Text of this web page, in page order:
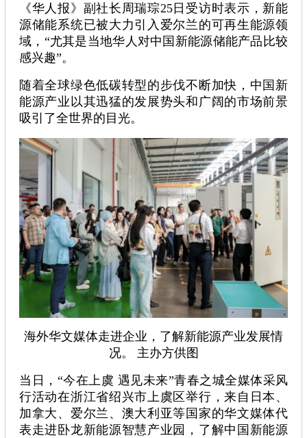
《华人报》副社长周瑞琮25日受访时表示，新能
源储能系统已被大力引入爱尔兰的可再生能源领
域，“尤其是当地华人对中国新能源储能产品比较
感兴趣”。
随着全球绿色低碳转型的步伐不断加快，中国新
能源产业以其迅猛的发展势头和广阔的市场前景
吸引了全世界的目光。
海外华文媒体走进企业，了解新能源产业发展情
况。 主办方供图
当日，“今在上虞 遇见未来”青春之城全媒体采风
行活动在浙江省绍兴市上虞区举行，来自日本、
加拿大、爱尔兰、澳大利亚等国家的华文媒体代
表走进卧龙新能源智慧产业园，了解中国新能源